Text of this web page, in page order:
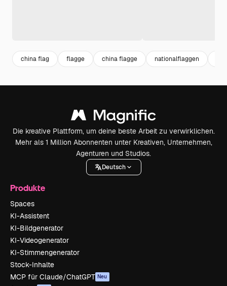
china flag flagge china flagge nationalflaggen
Die kreative Plattform, um deine beste Arbeit zu verwirklichen.
Mehr als 1 Million Abonnenten unter Kreativen, Unternehmen,
Agenturen und Studios.
Deutsch
Produkte
Spaces
KI-Assistent
KI-Bildgenerator
KI-Videogenerator
KI-Stimmengenerator
Stock-Inhalte
MCP für Claude/ChatGPT Neu